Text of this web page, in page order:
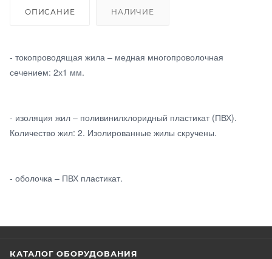
ОПИСАНИЕ НАЛИЧИЕ
- токопроводящая жила – медная многопроволочная
сечением: 2х1 мм.
- изоляция жил – поливинилхлоридный пластикат (ПВХ).
Количество жил: 2. Изолированные жилы скручены.
- оболочка – ПВХ пластикат.
КАТАЛОГ ОБОРУДОВАНИЯ